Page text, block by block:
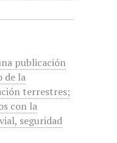
publicación
de la
terrestres;
con la
seguridad